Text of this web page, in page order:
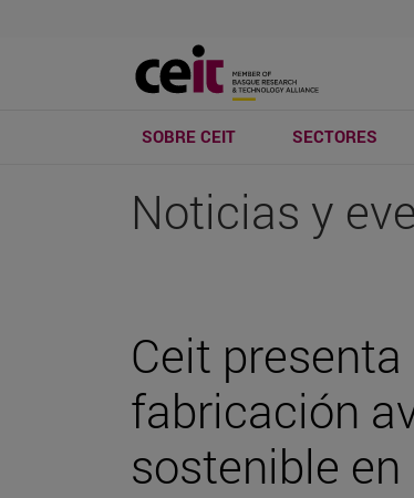
SOBRE CEIT SECTORES
Noticias y
Ceit
fabricación
sostenible